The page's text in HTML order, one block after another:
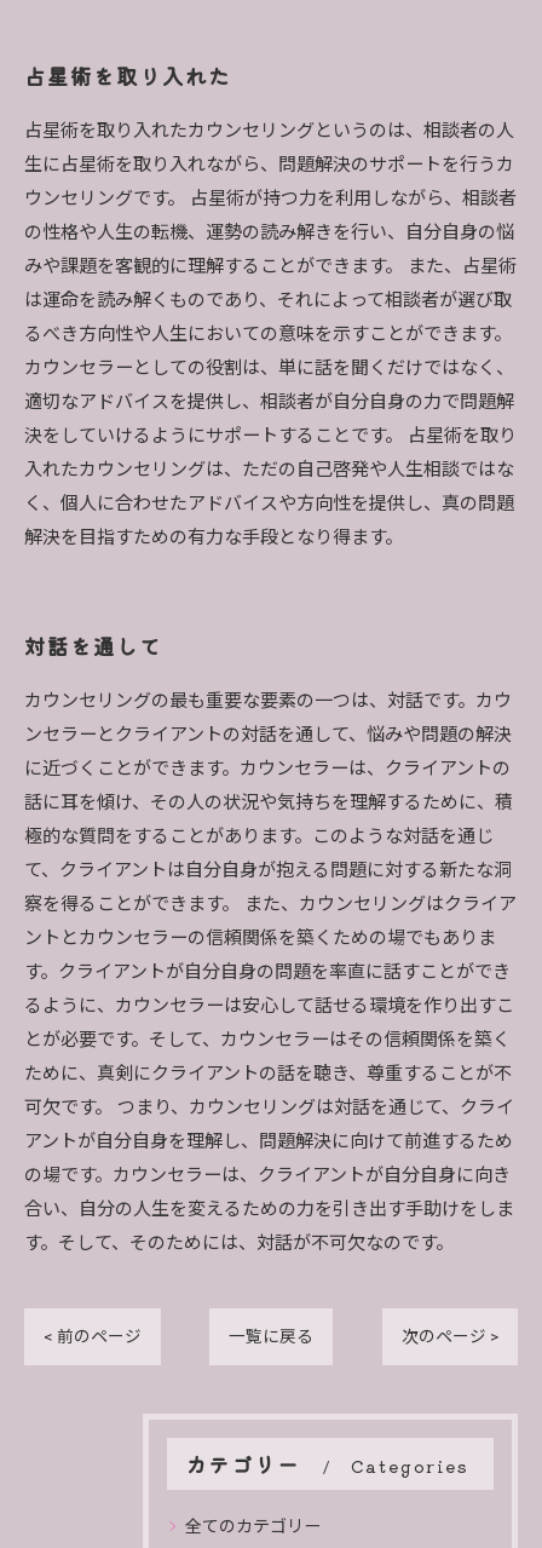
占星術を取り入れた
占星術を取り入れたカウンセリングというのは、相談者の人
生に占星術を取り入れながら、問題解決のサポートを行うカ
ウンセリングです。 占星術が持つ力を利用しながら、相談者
の性格や人生の転機、運勢の読み解きを行い、自分自身の悩
みや課題を客観的に理解することができます。 また、占星術
は運命を読み解くものであり、それによって相談者が選び取
るべき方向性や人生においての意味を示すことができます。
カウンセラーとしての役割は、単に話を聞くだけではなく、
適切なアドバイスを提供し、相談者が自分自身の力で問題解
決をしていけるようにサポートすることです。 占星術を取り
入れたカウンセリングは、ただの自己啓発や人生相談ではな
く、個人に合わせたアドバイスや方向性を提供し、真の問題
解決を目指すための有力な手段となり得ます。
対話を通して
カウンセリングの最も重要な要素の一つは、対話です。カウ
ンセラーとクライアントの対話を通して、悩みや問題の解決
に近づくことができます。カウンセラーは、クライアントの
話に耳を傾け、その人の状況や気持ちを理解するために、積
極的な質問をすることがあります。このような対話を通じ
て、クライアントは自分自身が抱える問題に対する新たな洞
察を得ることができます。 また、カウンセリングはクライア
ントとカウンセラーの信頼関係を築くための場でもありま
す。クライアントが自分自身の問題を率直に話すことができ
るように、カウンセラーは安心して話せる環境を作り出すこ
とが必要です。そして、カウンセラーはその信頼関係を築く
ために、真剣にクライアントの話を聴き、尊重することが不
可欠です。 つまり、カウンセリングは対話を通じて、クライ
アントが自分自身を理解し、問題解決に向けて前進するため
の場です。カウンセラーは、クライアントが自分自身に向き
合い、自分の人生を変えるための力を引き出す手助けをしま
す。そして、そのためには、対話が不可欠なのです。
< 前のページ 一覧に戻る 次のページ >
カテゴリー Categories
全てのカテゴリー